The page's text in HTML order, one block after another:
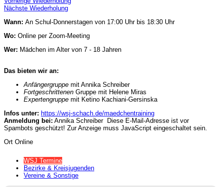
Nächste Wiederholung
Wann: An Schul-Donnerstagen von 17:00 Uhr bis 18:30 Uhr
Wo: Online per Zoom-Meeting
Wer: Mädchen im Alter von 7 - 18 Jahren
Das bieten wir an:
Anfängergruppe mit Annika Schreiber
Fortgeschrittenen Gruppe mit Helene Miras
Expertengruppe mit Ketino Kachiani-Gersinska
Infos unter: https://wsj-schach.de/maedchentraining
Anmeldung bei: Annika Schreiber Diese E-Mail-Adresse ist vor
Spambots geschützt! Zur Anzeige muss JavaScript eingeschaltet sein.
Ort Online
WSJ Termine
Bezirke & Kreisjugenden
Vereine & Sonstige